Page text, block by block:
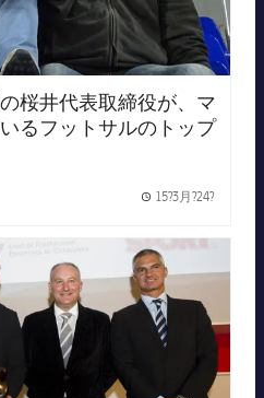
桜井代表取締役が、マ
るフットサルのトップ
15?3月?24?
FC Barcelona club badge